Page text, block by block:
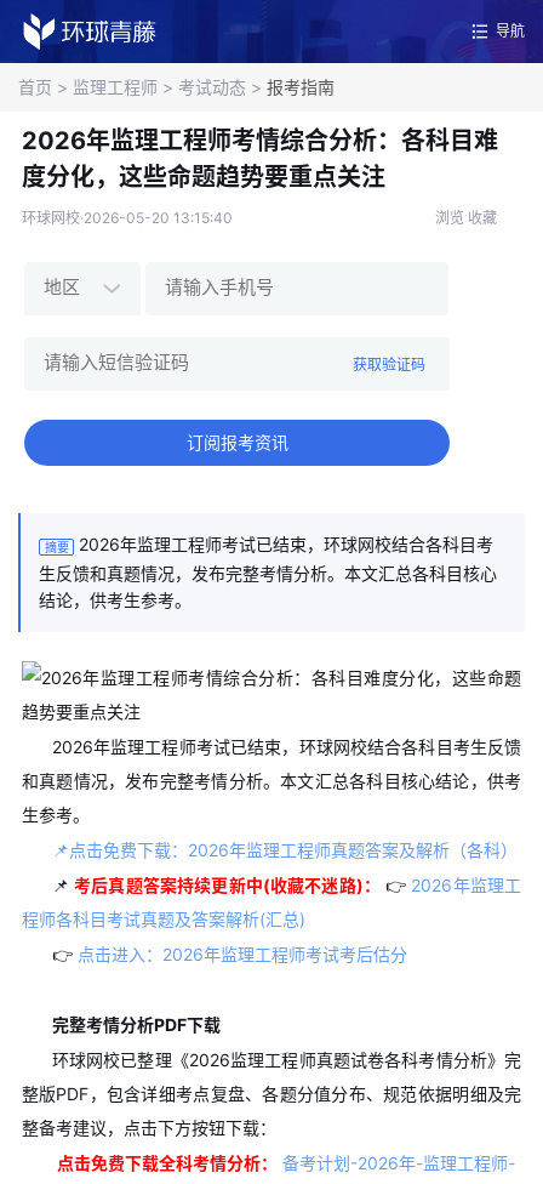
导航
首页 > 监理工程师 > 考试动态 > 报考指南
2026年监理工程师考情综合分析：各科目难
度分化，这些命题趋势要重点关注
环球网校·2026-05-20 13:15:40 浏览 收藏
获取验证码
订阅报考资讯
摘要
2026年监理工程师考试已结束，环球网校结合各科目考
生反馈和真题情况，发布完整考情分析。本文汇总各科目核心
结论，供考生参考。
2026年监理工程师考试已结束，环球网校结合各科目考生反馈
和真题情况，发布完整考情分析。本文汇总各科目核心结论，供考
生参考。
📌点击免费下载：2026年监理工程师真题答案及解析（各科）
📌考后真题答案持续更新中(收藏不迷路)： 👉 2026年监理工
程师各科目考试真题及答案解析(汇总)
👉点击进入：2026年监理工程师考试考后估分
完整考情分析PDF下载
环球网校已整理《2026监理工程师真题试卷各科考情分析》完
整版PDF，包含详细考点复盘、各题分值分布、规范依据明细及完
整备考建议，点击下方按钮下载：
点击免费下载全科考情分析：
备考计划-2026年-监理工程师-